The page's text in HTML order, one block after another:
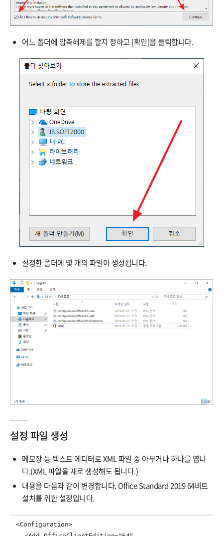
어느 폴더에 압축해제를 할지 정하고 [확인]을 클릭합니다.
설정한 폴더에 몇 개의 파일이 생성됩니다.
설정 파일 생성
메모장 등 텍스트 에디터로 XML 파일 중 아무거나 하나를 엽니
다.(XML 파일을 새로 생성해도 됩니다.)
내용을 다음과 같이 변경합니다. Office Standard 2019 64비트
설치를 위한 설정입니다.
<Configuration>